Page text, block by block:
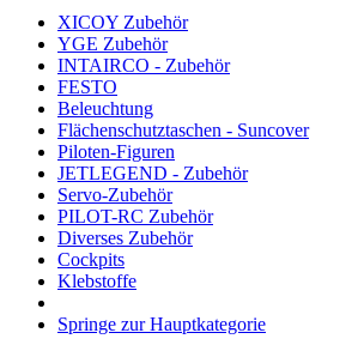
XICOY Zubehör
YGE Zubehör
INTAIRCO - Zubehör
FESTO
Beleuchtung
Flächenschutztaschen - Suncover
Piloten-Figuren
JETLEGEND - Zubehör
Servo-Zubehör
PILOT-RC Zubehör
Diverses Zubehör
Cockpits
Klebstoffe
Springe zur Hauptkategorie